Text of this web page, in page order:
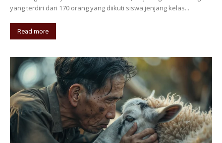
yang terdiri dari 170 orang yang diikuti siswa jenjang kelas...
Read more